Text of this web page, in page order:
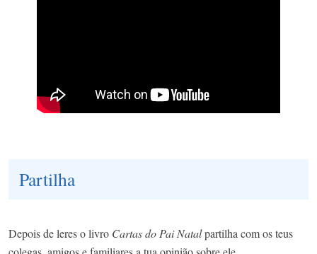
Partilha
Depois de leres o livro Cartas do Pai Natalpartilha com os teus